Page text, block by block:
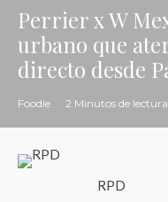
Perrier x W
urbano que
directo desde
Foodie · 2 Minutos de lectura
RPD